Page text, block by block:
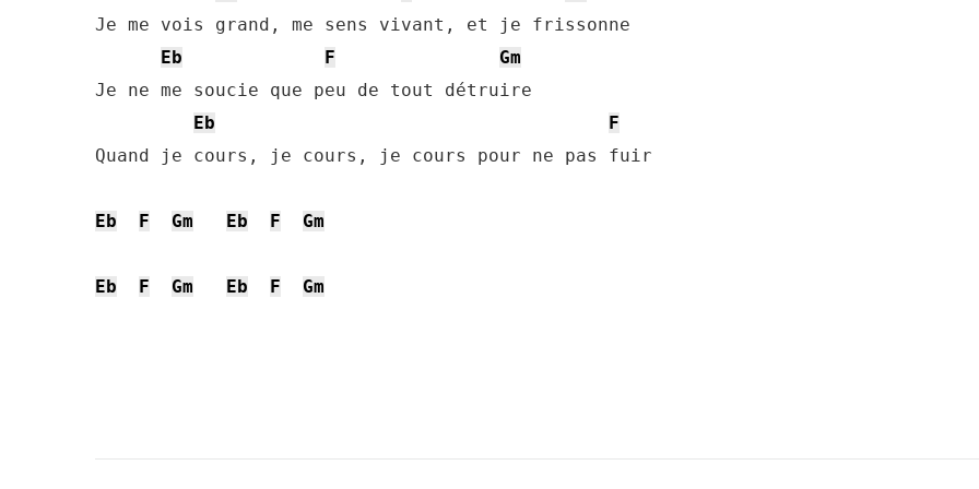
Je me vois grand, me sens vivant, et je frissonne
Eb
F
Gm
Je ne me soucie que peu de tout détruire
Eb
F
Quand je cours, je cours, je cours pour ne pas fuir
Eb F Gm Eb F Gm
Eb F Gm Eb F Gm